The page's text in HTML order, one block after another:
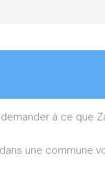
à ce que
une commune